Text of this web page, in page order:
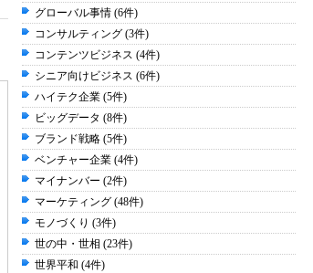
グローバル事情 (6件)
コンサルティング (3件)
コンテンツビジネス (4件)
シニア向けビジネス (6件)
ハイテク企業 (5件)
ビッグデータ (8件)
ブランド戦略 (5件)
ベンチャー企業 (4件)
マイナンバー (2件)
マーケティング (48件)
モノづくり (3件)
世の中・世相 (23件)
世界平和 (4件)